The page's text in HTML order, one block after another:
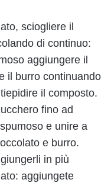
sciogliere il
di continuo:
aggiungere il
il burro continuando
il composto.
fino ad
e unire a
e burro.
in più
aggiungete